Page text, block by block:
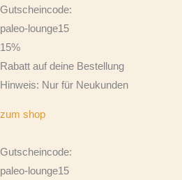
Gutscheincode:
paleo-lounge15
15%
Rabatt auf deine Bestellung
Hinweis: Nur für Neukunden
zum shop
Gutscheincode:
paleo-lounge15